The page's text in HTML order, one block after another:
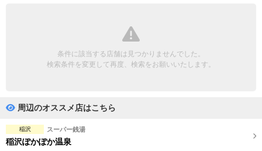
完全個室
条件に該当する店舗は見つかりませんでした。
検索条件を変更して再度、検索をお願いいたします。
周辺のオススメ店はこちら
稲沢 スーパー銭湯
稲沢ぽかぽか温泉